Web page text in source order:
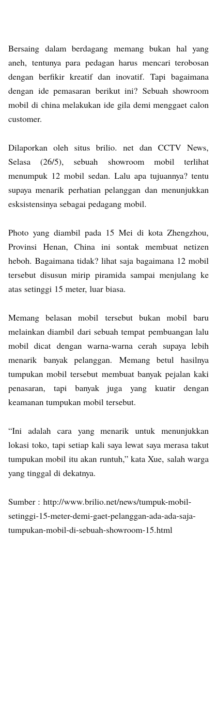
Bersaing dalam berdagang memang bukan hal yang
aneh, tentunya para pedagan harus mencari terobosan
dengan berfikir kreatif dan inovatif. Tapi bagaimana
dengan ide pemasaran berikut ini? Sebuah showroom
mobil di china melakukan ide gila demi menggaet calon
customer.
Dilaporkan oleh situs brilio. net dan CCTV News,
Selasa (26/5), sebuah showroom mobil terlihat
menumpuk 12 mobil sedan. Lalu apa tujuannya? tentu
supaya menarik perhatian pelanggan dan menunjukkan
esksistensinya sebagai pedagang mobil.
Photo yang diambil pada 15 Mei di kota Zhengzhou,
Provinsi Henan, China ini sontak membuat netizen
heboh. Bagaimana tidak? lihat saja bagaimana 12 mobil
tersebut disusun mirip piramida sampai menjulang ke
atas setinggi 15 meter, luar biasa.
Memang belasan mobil tersebut bukan mobil baru
melainkan diambil dari sebuah tempat pembuangan lalu
mobil dicat dengan warna-warna cerah supaya lebih
menarik banyak pelanggan. Memang betul hasilnya
tumpukan mobil tersebut membuat banyak pejalan kaki
penasaran, tapi banyak juga yang kuatir dengan
keamanan tumpukan mobil tersebut.
“Ini adalah cara yang menarik untuk menunjukkan
lokasi toko, tapi setiap kali saya lewat saya merasa takut
tumpukan mobil itu akan runtuh,” kata Xue, salah warga
yang tinggal di dekatnya.
Sumber : http://www.brilio.net/news/tumpuk-mobil-
setinggi-15-meter-demi-gaet-pelanggan-ada-ada-saja-
tumpukan-mobil-di-sebuah-showroom-15.html